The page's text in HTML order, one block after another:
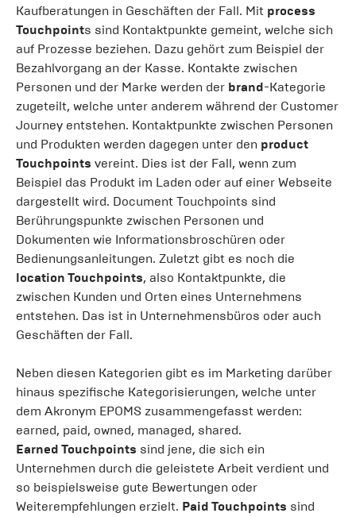
Kaufberatungen in Geschäften der Fall. Mit process
Touchpoints sind Kontaktpunkte gemeint, welche sich
auf Prozesse beziehen. Dazu gehört zum Beispiel der
Bezahlvorgang an der Kasse. Kontakte zwischen
Personen und der Marke werden der brand-Kategorie
zugeteilt, welche unter anderem während der Customer
Journey entstehen. Kontaktpunkte zwischen Personen
und Produkten werden dagegen unter den product
Touchpoints vereint. Dies ist der Fall, wenn zum
Beispiel das Produkt im Laden oder auf einer Webseite
dargestellt wird. Document Touchpoints sind
Berührungspunkte zwischen Personen und
Dokumenten wie Informationsbroschüren oder
Bedienungsanleitungen. Zuletzt gibt es noch die
location Touchpoints, also Kontaktpunkte, die
zwischen Kunden und Orten eines Unternehmens
entstehen. Das ist in Unternehmensbüros oder auch
Geschäften der Fall.
Neben diesen Kategorien gibt es im Marketing darüber
hinaus spezifische Kategorisierungen, welche unter
dem Akronym EPOMS zusammengefasst werden:
earned, paid, owned, managed, shared.
Earned Touchpoints sind jene, die sich ein
Unternehmen durch die geleistete Arbeit verdient und
so beispielsweise gute Bewertungen oder
Weiterempfehlungen erzielt. Paid Touchpoints sind